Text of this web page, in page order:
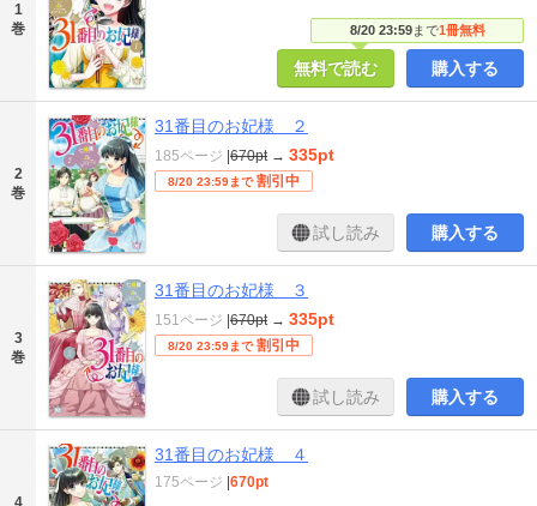
1
巻
8/20 23:59まで1冊無料
無料で読む 購入する
2
巻
31番目のお妃様 ２
185ページ 670pt → 335pt
8/20 23:59まで 割引中
試し読み 購入する
3
巻
31番目のお妃様 ３
151ページ 670pt → 335pt
8/20 23:59まで 割引中
試し読み 購入する
4
31番目のお妃様 ４
175ページ 670pt